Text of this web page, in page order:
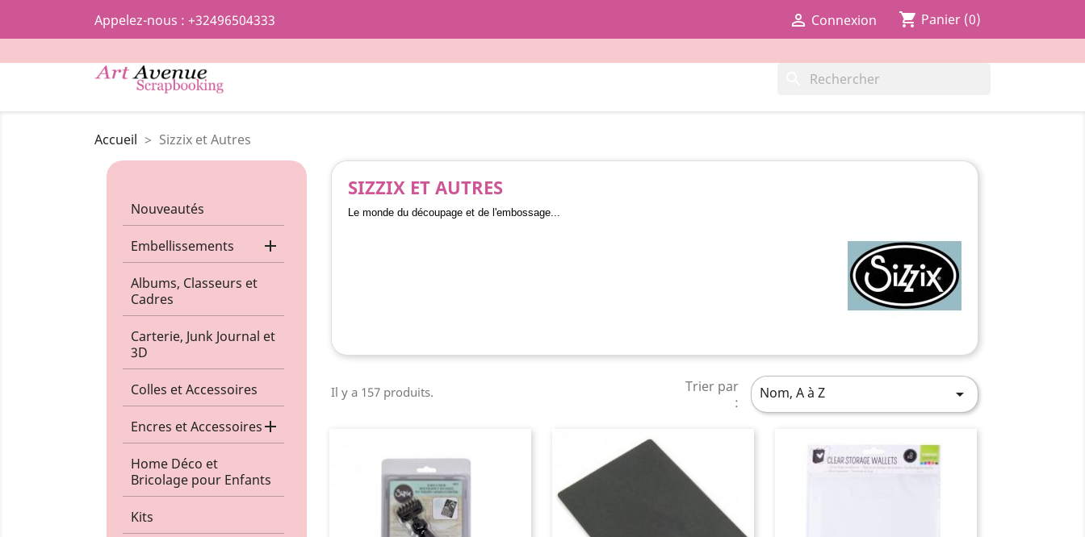
Appelez-nous : +32496504333  Connexion shopping_cart Panier (0)
Accueil Sizzix et Autres
Nouveautés
Embellissements 
Albums, Classeurs et
Cadres
Carterie, Junk Journal et
3D
Colles et Accessoires
Encres et Accessoires
Home Déco et
Bricolage pour Enfants
Kits
SIZZIX ET AUTRES
Le monde du découpage et de l'embossage...
Il y a 157 produits.
Trier par
:
Nom, A à Z 